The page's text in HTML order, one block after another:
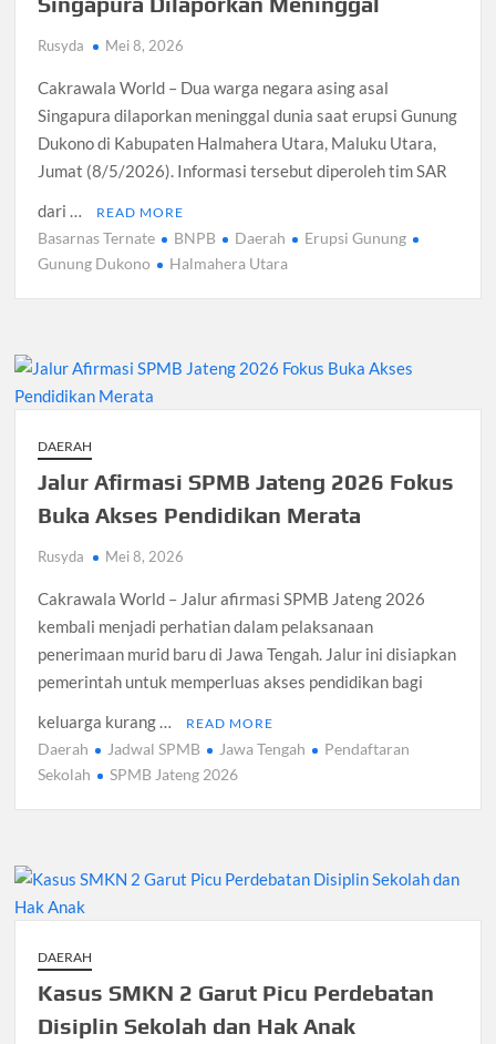
Rusyda Mei 8, 2026
Cakrawala World – Dua warga negara asing asal
Singapura dilaporkan meninggal dunia saat erupsi Gunung
Dukono di Kabupaten Halmahera Utara, Maluku Utara,
Jumat (8/5/2026). Informasi tersebut diperoleh tim SAR
dari …
READ MORE
Basarnas Ternate BNPB Daerah
Erupsi Gunung
Gunung Dukono
Halmahera Utara
DAERAH
Jalur Afirmasi SPMB Jateng 2026 Fokus
Buka Akses Pendidikan Merata
Rusyda Mei 8, 2026
Cakrawala World – Jalur afirmasi SPMB Jateng 2026
kembali menjadi perhatian dalam pelaksanaan
penerimaan murid baru di Jawa Tengah. Jalur ini disiapkan
pemerintah untuk memperluas akses pendidikan bagi
keluarga kurang …
READ MORE
Daerah Jadwal SPMB Jawa Tengah
Pendaftaran
Sekolah
SPMB Jateng 2026
DAERAH
Kasus SMKN 2 Garut Picu Perdebatan
Disiplin Sekolah dan Hak Anak